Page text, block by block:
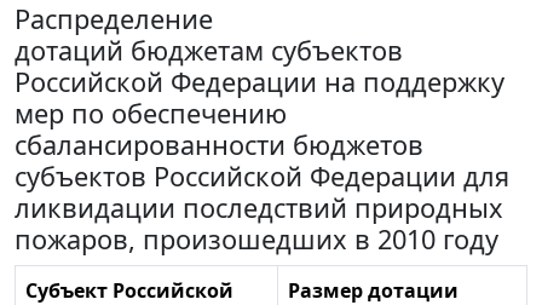
Распределение
дотаций бюджетам субъектов
Российской Федерации на поддержку
мер по обеспечению
сбалансированности бюджетов
субъектов Российской Федерации для
ликвидации последствий природных
пожаров, произошедших в 2010 году
Субъект Российской
Размер дотации